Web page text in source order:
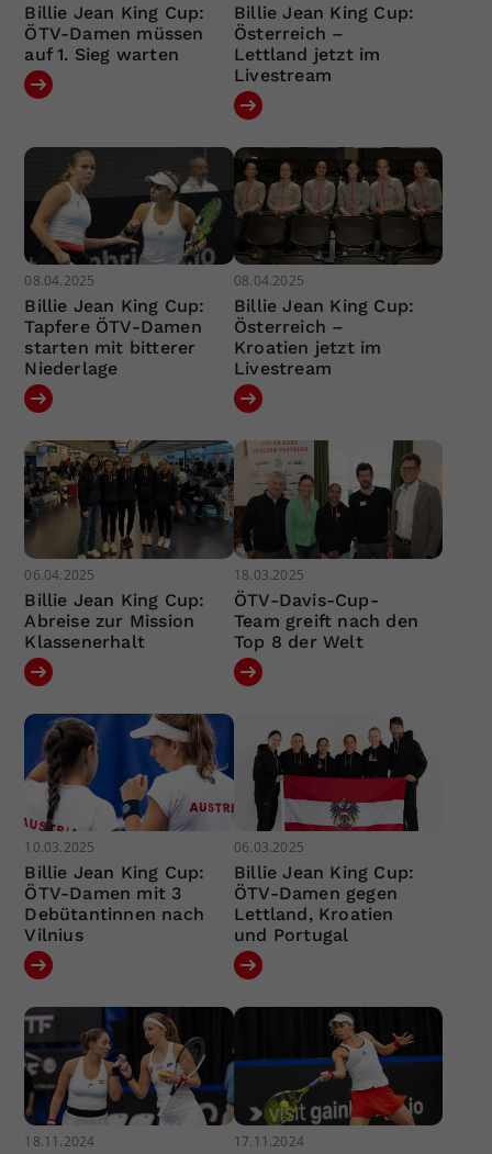
Billie Jean King Cup:
ÖTV-Damen müssen
auf 1. Sieg warten
Billie Jean King Cup:
Österreich –
Lettland jetzt im
Livestream
08.04.2025
Billie Jean King Cup:
Tapfere ÖTV-Damen
starten mit bitterer
Niederlage
08.04.2025
Billie Jean King Cup:
Österreich –
Kroatien jetzt im
Livestream
06.04.2025
Billie Jean King Cup:
Abreise zur Mission
Klassenerhalt
18.03.2025
ÖTV-Davis-Cup-
Team greift nach den
Top 8 der Welt
10.03.2025
Billie Jean King Cup:
ÖTV-Damen mit 3
Debütantinnen nach
Vilnius
06.03.2025
Billie Jean King Cup:
ÖTV-Damen gegen
Lettland, Kroatien
und Portugal
18.11.2024 17.11.2024